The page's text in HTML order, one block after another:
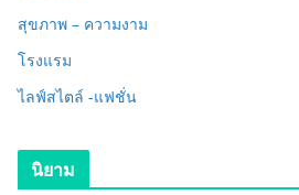
สุขภาพ – ความงาม
โรงแรม
ไลฟ์สไตล์ -แฟชั่น
นิยาม